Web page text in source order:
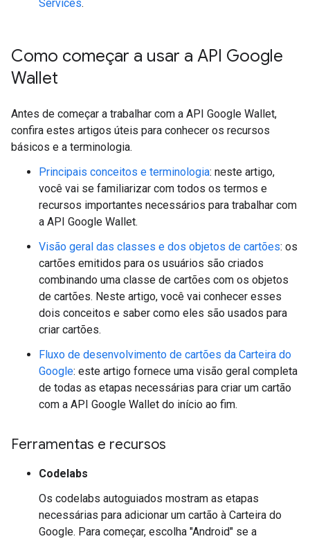
Services.
Como começar a usar a API Google
Wallet
Antes de começar a trabalhar com a API Google Wallet,
confira estes artigos úteis para conhecer os recursos
básicos e a terminologia.
Principais conceitos e terminologia: neste artigo,
você vai se familiarizar com todos os termos e
recursos importantes necessários para trabalhar com
a API Google Wallet.
Visão geral das classes e dos objetos de cartões: os
cartões emitidos para os usuários são criados
combinando uma classe de cartões com os objetos
de cartões. Neste artigo, você vai conhecer esses
dois conceitos e saber como eles são usados para
criar cartões.
Fluxo de desenvolvimento de cartões da Carteira do
Google: este artigo fornece uma visão geral completa
de todas as etapas necessárias para criar um cartão
com a API Google Wallet do início ao fim.
Ferramentas e recursos
Codelabs
Os codelabs autoguiados mostram as etapas
necessárias para adicionar um cartão à Carteira do
Google. Para começar, escolha "Android" se a